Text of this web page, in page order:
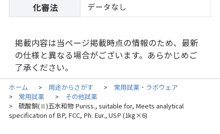
化審法 データなし
掲載内容は当ページ掲載時点の情報のため、最新
の仕様と異なる場合がございます。あらかじめご
了承ください。
ホーム > 用途からさがす > 常用試薬・ラボウェア
> 常用試薬 > その他試薬
>
硫酸銅(Ⅱ)五水和物 Puriss., suitable for, Meets analytical
specification of BP, FCC, Ph. Eur., USP (1kg×6)